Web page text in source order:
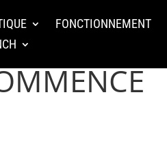
FONCTIONNEMENT